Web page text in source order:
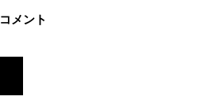
コメント